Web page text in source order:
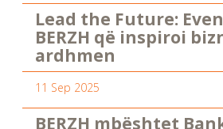
Lead the Future:
BERZH që inspiroi
ardhmen
11 Sep 2025
BERZH mbështet